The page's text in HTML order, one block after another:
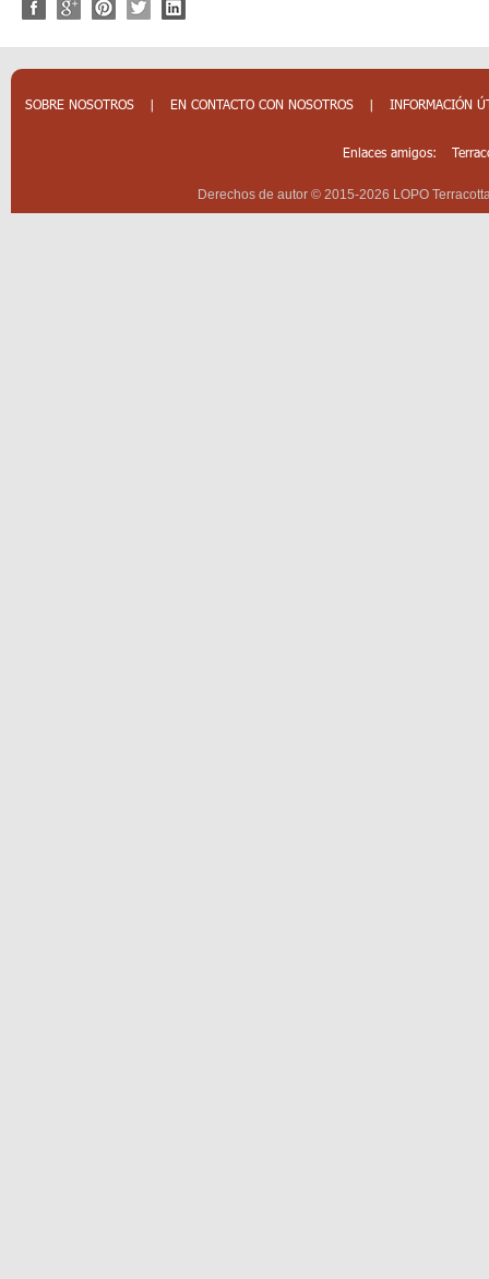
SOBRE NOSOTROS | EN CONTACTO CON NOSOTROS | INFORMACIÓN
Enlaces amigos:
Derechos de autor © 2015-2026 LOPO